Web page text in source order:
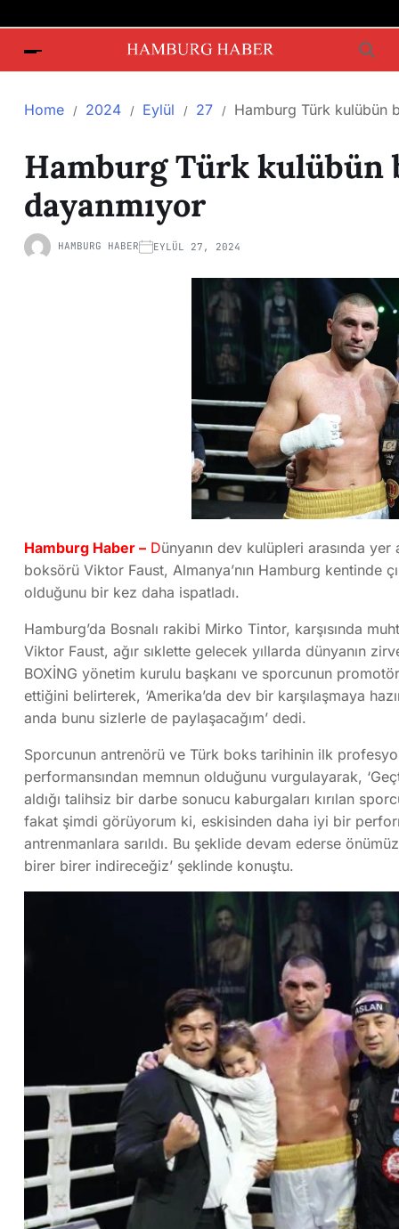
Home 2024 Eylül 27 Hamburg Türk kulübün
Hamburg Türk kulübün
dayanmıyor
HAMBURG HABER EYLÜL 27, 2024
Hamburg Haber – Dünyanın dev kulüpleri arasında yer
boksörü Viktor Faust, Almanya’nın Hamburg kentinde
olduğunu bir kez daha ispatladı.
Hamburg’da Bosnalı rakibi Mirko Tintor, karşısında
Viktor Faust, ağır sıklette gelecek yıllarda dünyanın
BOXİNG yönetim kurulu başkanı ve sporcunun
ettiğini belirterek, ‘Amerika’da dev bir karşılaşmaya
anda bunu sizlerle de paylaşacağım’ dedi.
Sporcunun antrenörü ve Türk boks tarihinin ilk
performansından memnun olduğunu vurgulayarak,
aldığı talihsiz bir darbe sonucu kaburgaları kırılan
fakat şimdi görüyorum ki, eskisinden daha iyi bir
antrenmanlara sarıldı. Bu şeklide devam ederse
birer birer indireceğiz’ şeklinde konuştu.